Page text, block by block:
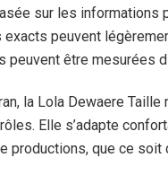
sur les informations
peuvent
peuvent être mesurées
la Lola Dewaere
Elle s’adapte
productions, que ce